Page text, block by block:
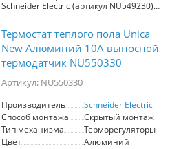
Schneider Electric (артикул NU549230)
предназначена для подключения
выполнена в цвете алюминий и
оснащена 4 контактами RJ11. Основные
преимущества: современный дизайн,
простота установки и надежность в
использовании. Идеально подходит
для создания стильного и
Термостат теплого пола Unica
New Алюминий 10А выносной
термодатчик NU550330
Артикул: NU550330
Производитель
Schneider Electric
Способ монтажа
Скрытый монтаж
Тип механизма
Терморегуляторы
Цвет
Алюминий